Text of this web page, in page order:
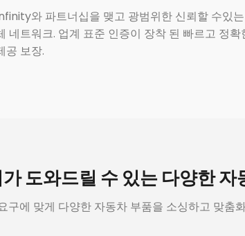
와 파트너십을 맺고 광범위한 신뢰할 수있
네트워크. 업계 표준 인증이 장착 된 빠르고 정확
공 보장.
도와드릴 수 있는 다양한 자
구에 맞게 다양한 자동차 부품을 소싱하고 맞춤